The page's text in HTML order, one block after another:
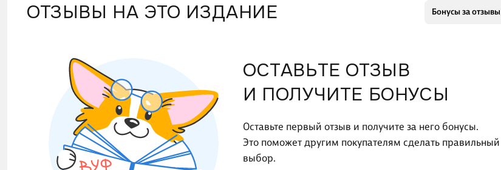
ОТЗЫВЫ НА ЭТО ИЗДАНИЕ Бонусы за отзывы
ОСТАВЬТЕ ОТЗЫВ
И ПОЛУЧИТЕ БОНУСЫ
Оставьте первый отзыв и получите за него бонусы.
Это поможет другим покупателям сделать правильный
выбор.